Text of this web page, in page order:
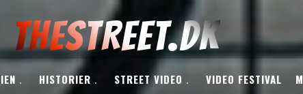
THESTREET.DK
HISTORIER STREET VIDEO VIDEO FESTIVAL